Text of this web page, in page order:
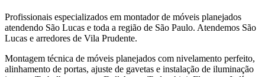
Profissionais especializados em montador de móveis planejados
atendendo São Lucas e toda a região de São Paulo. Atendemos São
Lucas e arredores de Vila Prudente.
Montagem técnica de móveis planejados com nivelamento perfeito,
alinhamento de portas, ajuste de gavetas e instalação de iluminação